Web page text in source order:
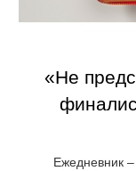
«Не
Ежедневник